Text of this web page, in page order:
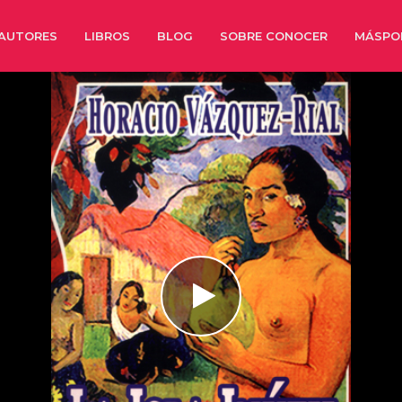
LIBROS BLOG SOBRE CONOCER